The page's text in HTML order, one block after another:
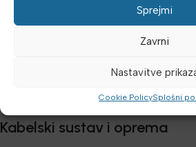
Sprejmi
Zavrni
Nastavitve
Cookie PolicySplošni
Kabelski sustav i oprema